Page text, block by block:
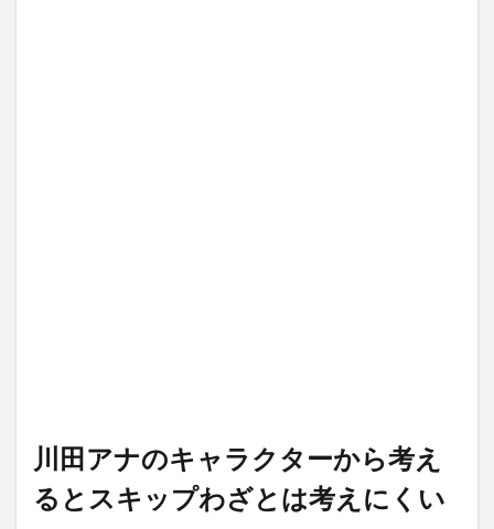
川田アナのキャラクターから考え
るとスキップわざとは考えにくい